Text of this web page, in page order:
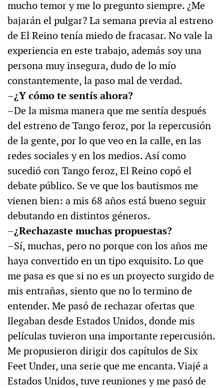
mucho temor y me lo pregunto siempre. ¿Me
bajarán el pulgar? La semana previa al estreno
de El Reino tenía miedo de fracasar. No vale la
experiencia en este trabajo, además soy una
persona muy insegura, dudo de lo mío
constantemente, la paso mal de verdad.
–¿Y cómo te sentís ahora?
–De la misma manera que me sentía después
del estreno de Tango feroz, por la repercusión
de la gente, por lo que veo en la calle, en las
redes sociales y en los medios. Así como
sucedió con Tango feroz, El Reino copó el
debate público. Se ve que los bautismos me
vienen bien: a mis 68 años está bueno seguir
debutando en distintos géneros.
–¿Rechazaste muchas propuestas?
–Sí, muchas, pero no porque con los años me
haya convertido en un tipo exquisito. Lo que
me pasa es que si no es un proyecto surgido de
mis entrañas, siento que no lo termino de
entender. Me pasó de rechazar ofertas que
llegaban desde Estados Unidos, donde mis
películas tuvieron una importante repercusión.
Me propusieron dirigir dos capítulos de Six
Feet Under, una serie que me encanta. Viajé a
Estados Unidos, tuve reuniones y me pasó de